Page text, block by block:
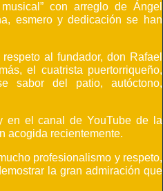
con arreglo de Ángel
esmero y dedicación se han
al fundador, don Rafael
el cuatrista puertorriqueño,
sabor del patio, autóctono,
en el canal de YouTube de la
acogida recientemente.
profesionalismo y respeto,
la gran admiración que